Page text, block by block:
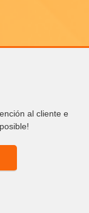
al cliente e